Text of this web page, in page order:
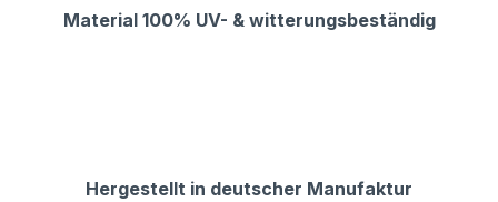
Material 100% UV- & witterungsbeständig
Hergestellt in deutscher Manufaktur